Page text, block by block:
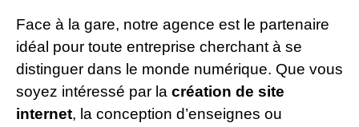
Face à la gare, notre agence est le partenaire
idéal pour toute entreprise cherchant à se
distinguer dans le monde numérique. Que vous
soyez intéressé par la création de site
internet, la conception d’enseignes ou